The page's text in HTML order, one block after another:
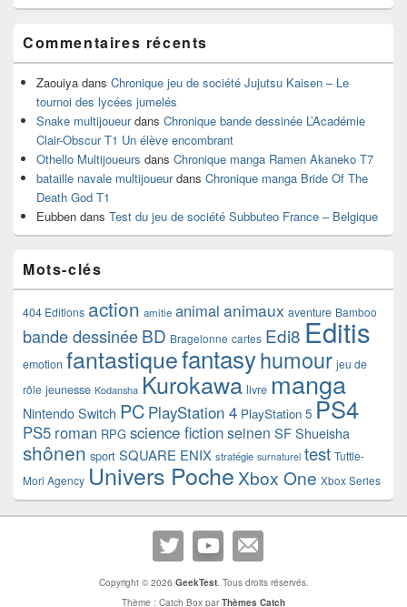
Commentaires récents
Zaouiya dans Chronique jeu de société Jujutsu Kaisen – Le
tournoi des lycées jumelés
Snake multijoueurdans Chronique bande dessinée L’Académie
Clair-Obscur T1 Un élève encombrant
Othello Multijoueurs dans Chronique manga Ramen Akaneko T7
bataille navale multijoueurdans Chronique manga Bride Of The
Death God T1
Eubben dans Test du jeu de société Subbuteo France – Belgique
Mots-clés
404 Editions action amitie animal animaux aventure Bamboo
bande dessinéeBD Bragelonne cartes Edi8 Editis
emotion fantastiquefantasyhumour jeu de
rôle jeunesse Kodansha Kurokawa livre manga
Nintendo Switch PC PlayStation 4 PlayStation 5 PS4
PS5 roman RPG science fictionseinen SF Shueisha
shônen sport SQUARE ENIX stratégie surnaturel test Tuttle-
Mori Agency Univers Poche Xbox One Xbox Series
Copyright © 2026 GeekTest. Tous droits réservés.
Thème : Catch Box parThèmes Catch